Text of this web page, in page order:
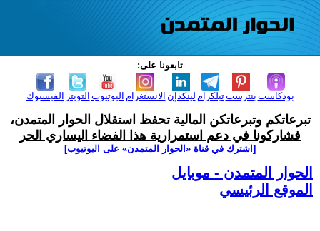
تابعونا على:
الفيسبوك التويتر اليوتيوب الانستغرام لينكدإن تيلكرامبنترست بودكاست
تبرعاتكم وتبرعاتكن المالية تحفظ استقلال الحوار المتمدن،
فشاركونا في دعم استمرارية هذا الفضاء اليساري الحر
[اشترك في قناة ‫«الحوار المتمدن» على اليوتيوب]
الحوار المتمدن - موبايل
الموقع الرئيسي